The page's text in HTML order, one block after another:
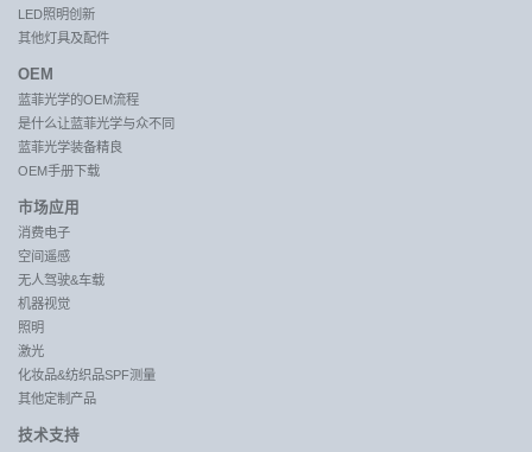
LED照明创新
其他灯具及配件
OEM
蓝菲光学的OEM流程
是什么让蓝菲光学与众不同
蓝菲光学装备精良
OEM手册下载
市场应用
消费电子
空间遥感
无人驾驶&车载
机器视觉
照明
激光
化妆品&纺织品SPF测量
其他定制产品
技术支持